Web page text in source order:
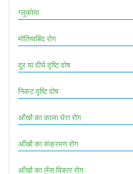
ग्लूकोमा
मोतियाबिंद रोग
दूर या दीर्घ दृष्टि दोष
निकट दृष्टि दोष
आँखों का काला घेरा रोग
आँखों का संक्रमण रोग
आँखों का लेंस विकार रोग